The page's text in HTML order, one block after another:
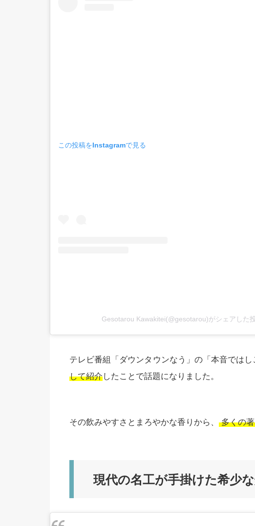
この投稿をInstagramで見る
Gesotarou Kawakitei(@gesotarou)がシェアした
テレビ番組「ダウンタウンなう」の「本音では
して紹介したことで話題になりました。
その飲みやすさとまろやかな香りから、 多くの著
現代の名工が手掛けた希少